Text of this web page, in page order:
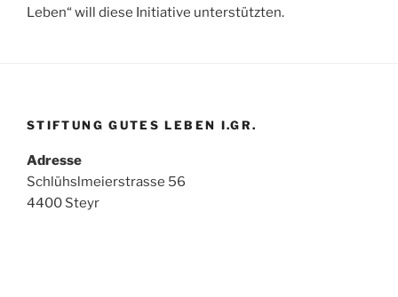
Leben“ will diese Initiative unterstützten.
STIFTUNG GUTES LEBEN I.GR.
Adresse
Schlühslmeierstrasse 56
4400 Steyr